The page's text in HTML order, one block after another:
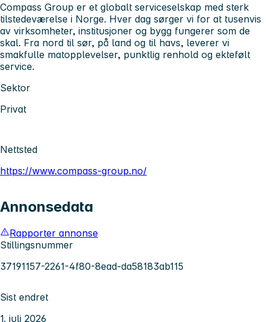
Compass Group er et globalt serviceselskap med sterk
tilstedeværelse i Norge. Hver dag sørger vi for at tusenvis
av virksomheter, institusjoner og bygg fungerer som de
skal. Fra nord til sør, på land og til havs, leverer vi
smakfulle matopplevelser, punktlig renhold og ektefølt
service.
Sektor
Privat
Nettsted
https://www.compass-group.no/
Annonsedata
Rapporter annonse
Stillingsnummer
37191157-2261-4f80-8ead-da58183ab115
Sist endret
1. juli 2026